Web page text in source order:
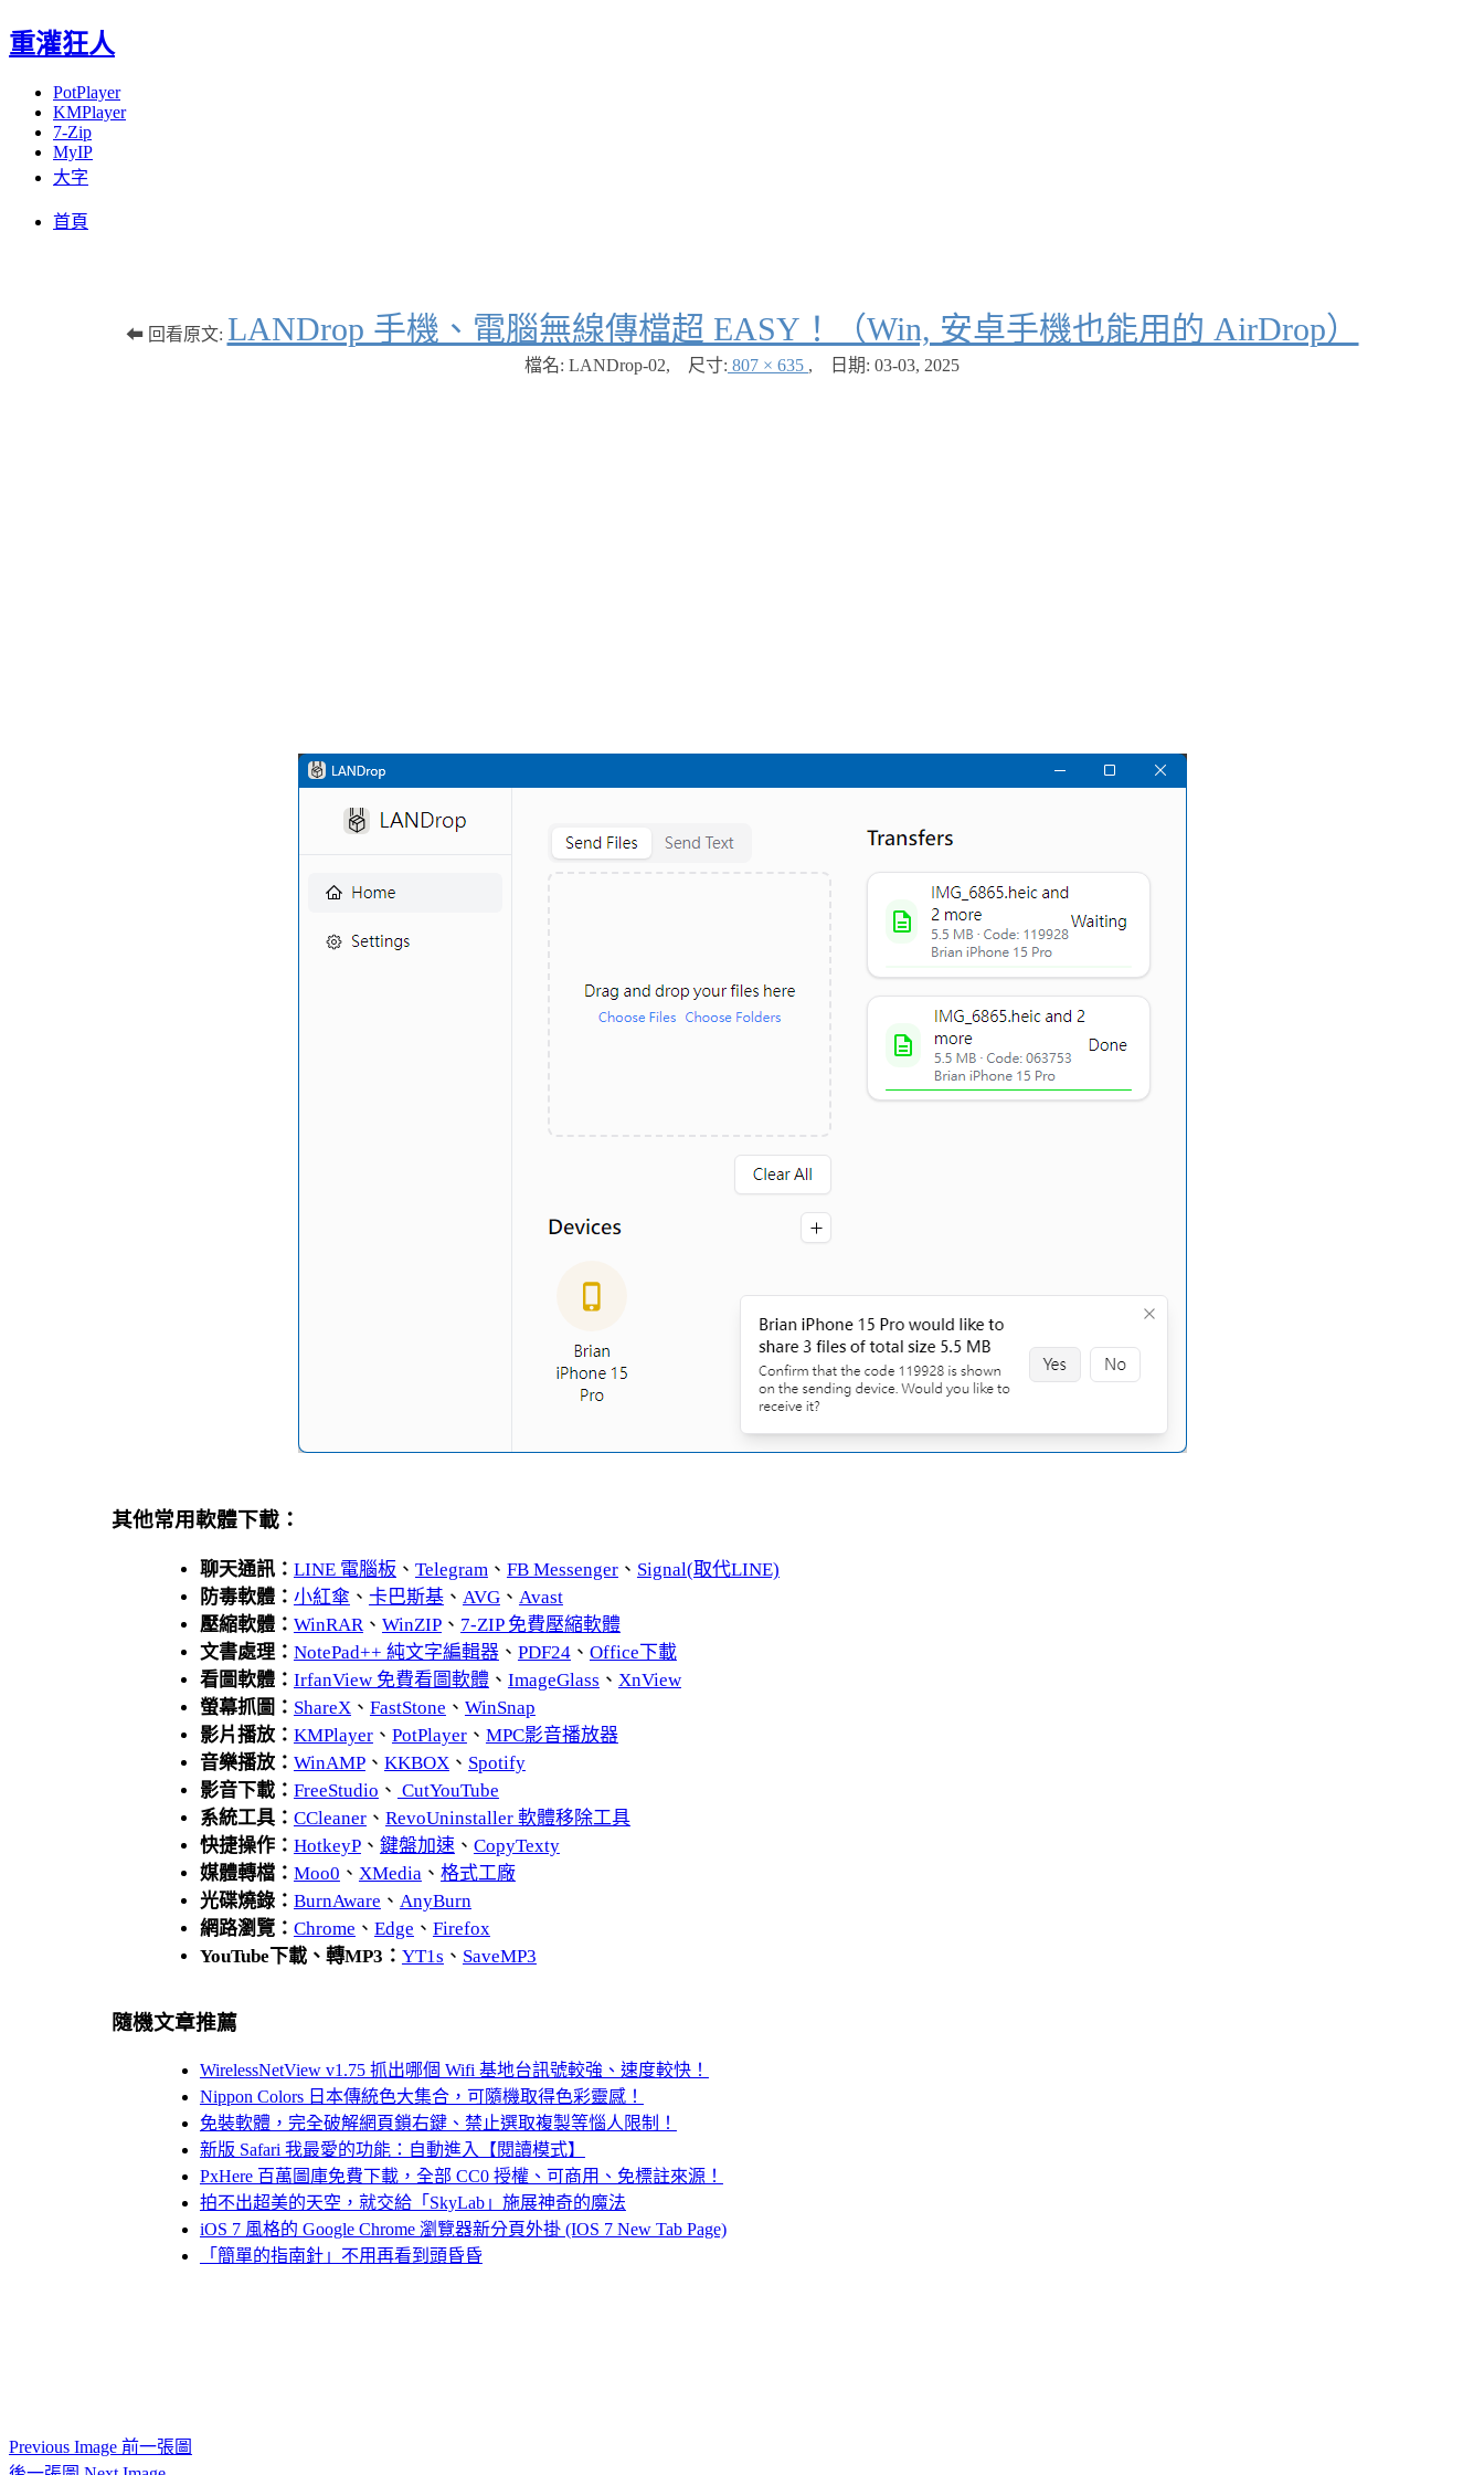
重灌狂人
PotPlayer
KMPlayer
7-Zip
MyIP
大字
首頁
⬅ 回看原文: LANDrop 手機、電腦無線傳檔超 EASY！（Win, 安卓手機也能用的 AirDrop）
檔名: LANDrop-02, 尺寸: 807 × 635 , 日期: 03-03, 2025
其他常用軟體下載：
聊天通訊： LINE 電腦板 、 Telegram、 FB Messenger、 Signal(取代LINE)
防毒軟體： 小紅傘 、 卡巴斯基、 AVG、 Avast
壓縮軟體： WinRAR、 WinZIP、 7-ZIP 免費壓縮軟體
文書處理： NotePad++ 純文字編輯器、 PDF24、 Office下載
看圖軟體： IrfanView 免費看圖軟體、 ImageGlass 、 XnView
螢幕抓圖： ShareX、 FastStone 、 WinSnap
影片播放： KMPlayer、 PotPlayer、 MPC影音播放器
音樂播放： WinAMP、 KKBOX、 Spotify
影音下載： FreeStudio 、 CutYouTube
系統工具： CCleaner、 RevoUninstaller 軟體移除工具
快捷操作： HotkeyP、 鍵盤加速、 CopyTexty
媒體轉檔： Moo0 、 XMedia、 格式工廠
光碟燒錄： BurnAware 、 AnyBurn
網路瀏覽： Chrome 、 Edge 、 Firefox
YouTube下載、轉MP3： YT1s 、 SaveMP3
隨機文章推薦
WirelessNetView v1.75 抓出哪個 Wifi 基地台訊號較強、速度較快！
Nippon Colors 日本傳統色大集合，可隨機取得色彩靈感！
免裝軟體，完全破解網頁鎖右鍵、禁止選取複製等惱人限制！
新版 Safari 我最愛的功能：自動進入【閱讀模式】
PxHere 百萬圖庫免費下載，全部 CC0 授權、可商用、免標註來源！
拍不出超美的天空，就交給「SkyLab」施展神奇的魔法
iOS 7 風格的 Google Chrome 瀏覽器新分頁外掛 (IOS 7 New Tab Page)
「簡單的指南針」不用再看到頭昏昏
Previous Image 前一張圖